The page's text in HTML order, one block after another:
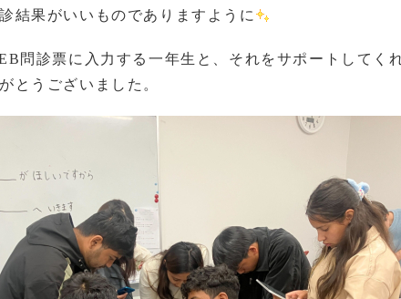
結果がいいものでありますように
問診票に入力する一年生と、それをサポートしてく
とうございました。